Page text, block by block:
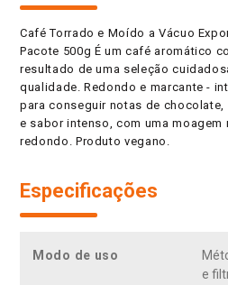
Café Torrado e Moído a Vácuo
Pacote 500g É um café aromático
resultado de uma seleção
qualidade. Redondo e marcante -
para conseguir notas de
e sabor intenso, com uma
redondo. Produto vegano.
Especificações
Modo de uso
e